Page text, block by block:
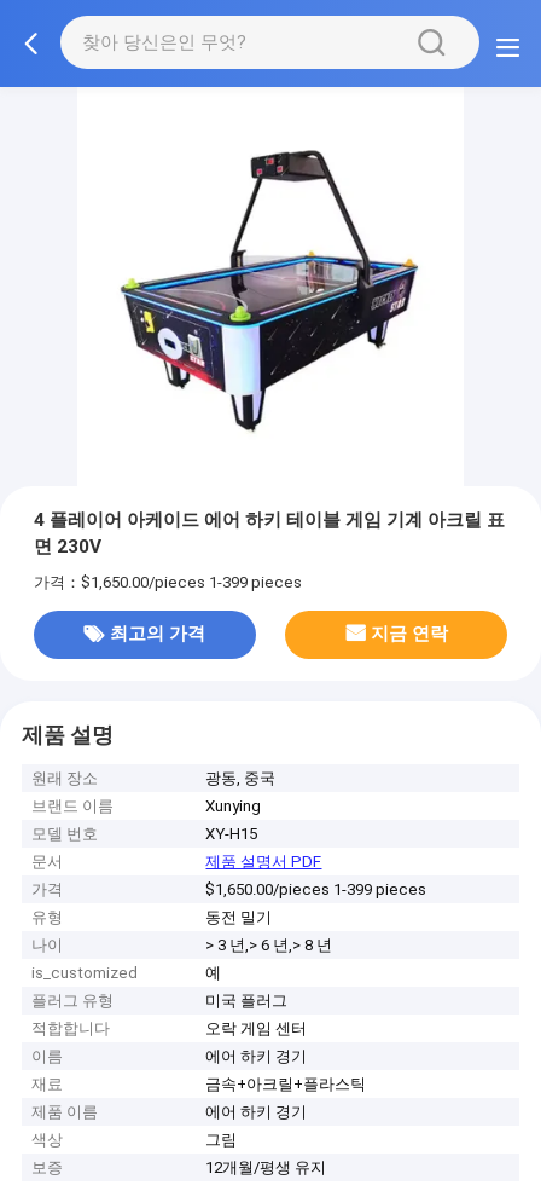
4 플레이어 아케이드 에어 하키 테이블 게임 기계 아크릴 표
면 230V
가격：$1,650.00/pieces 1-399 pieces
최고의 가격 지금 연락
제품 설명
원래 장소
광동, 중국
브랜드 이름
Xunying
모델 번호
XY-H15
문서
제품 설명서 PDF
가격
$1,650.00/pieces 1-399 pieces
유형
동전 밀기
나이
> 3 년,> 6 년,> 8 년
is_customized
예
플러그 유형
미국 플러그
적합합니다
오락 게임 센터
이름
에어 하키 경기
재료
금속+아크릴+플라스틱
제품 이름
에어 하키 경기
색상
그림
보증
12개월/평생 유지